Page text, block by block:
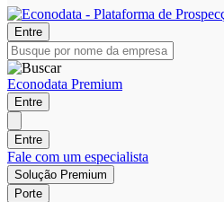
Entre
Econodata Premium
Entre
Entre
Fale com um especialista
Solução Premium
Porte